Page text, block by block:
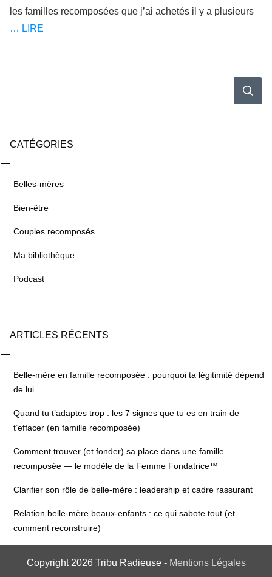
les familles recomposées que j’ai achetés il y a plusieurs
… LIRE
CATÉGORIES
Belles-mères
Bien-être
Couples recomposés
Ma bibliothèque
Podcast
ARTICLES RÉCENTS
Belle-mère en famille recomposée : pourquoi ta légitimité dépend
de lui
Quand tu t’adaptes trop : les 7 signes que tu es en train de
t’effacer (en famille recomposée)
Comment trouver (et fonder) sa place dans une famille
recomposée — le modèle de la Femme Fondatrice™
Clarifier son rôle de belle-mère : leadership et cadre rassurant
Relation belle-mère beaux-enfants : ce qui sabote tout (et
comment reconstruire)
Copyright 2026 Tribu Radieuse- Mentions Légales